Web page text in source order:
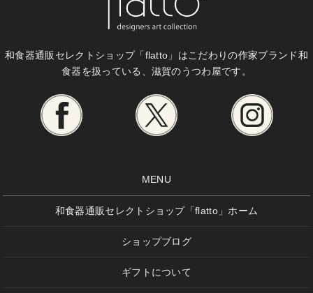
和食器通販セレクトショップ「flatto」はこだわりの作家ブランド和
食器を扱っている、滋賀のうつわ屋です。
MENU
和食器通販セレクトショップ「flatto」ホーム
ショップブログ
ギフトについて